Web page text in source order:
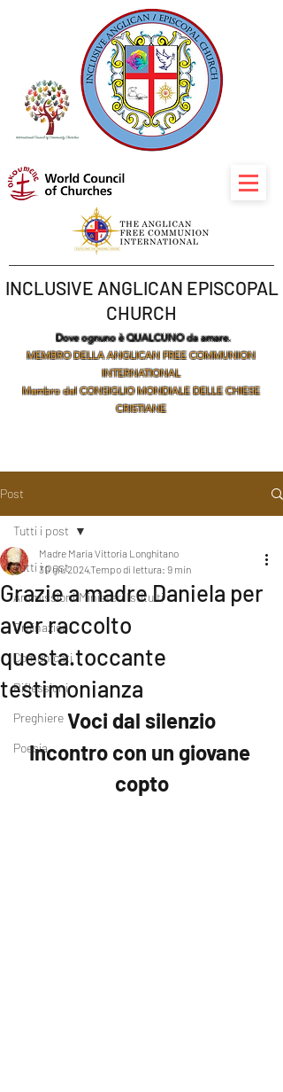
INCLUSIVE ANGLICAN EPISCOPAL
CHURCH
Dove ognuno è QUALCUNO da amare.
MEMBRO DELLA ANGLICAN FREE COMMUNION
INTERNATIONAL
Membro del CONSIGLIO MONDIALE DELLE CHIESE
CRISTIANE
Post
Tutti i post
Ammissioni/Ministeri Istituiti
Ordinazioni
Comunicati
Riflessioni
Preghiere
Poesia
Tutti i post
Grazie a madre Daniela per
aver raccolto
questa.toccante
testimonianza
Madre Maria Vittoria Longhitano
30 giu 2024Tempo di lettura: 9 min
Voci dal silenzio
Incontro con un giovane
copto